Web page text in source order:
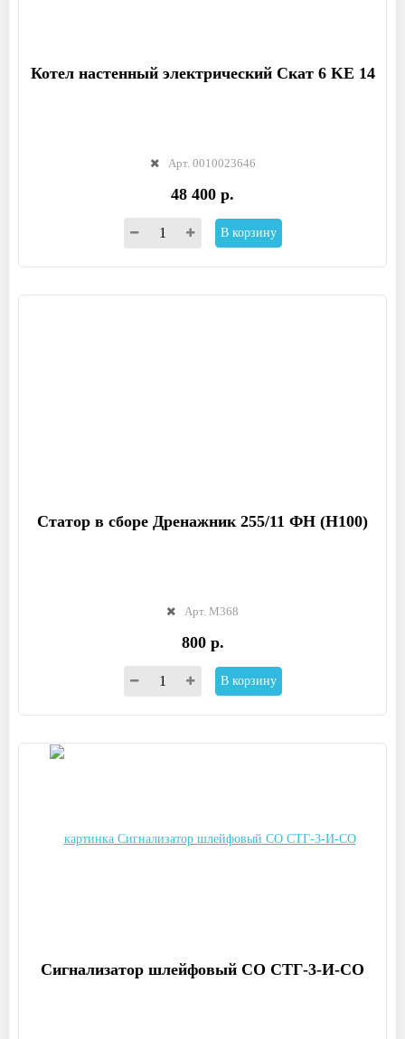
Котел настенный электрический Скат 6 KE 14
Арт. 0010023646
48 400 р.
В корзину
Статор в сборе Дренажник 255/11 ФН (Н100)
Арт. М368
800 р.
В корзину
Сигнализатор шлейфовый СО СТГ-3-И-СО